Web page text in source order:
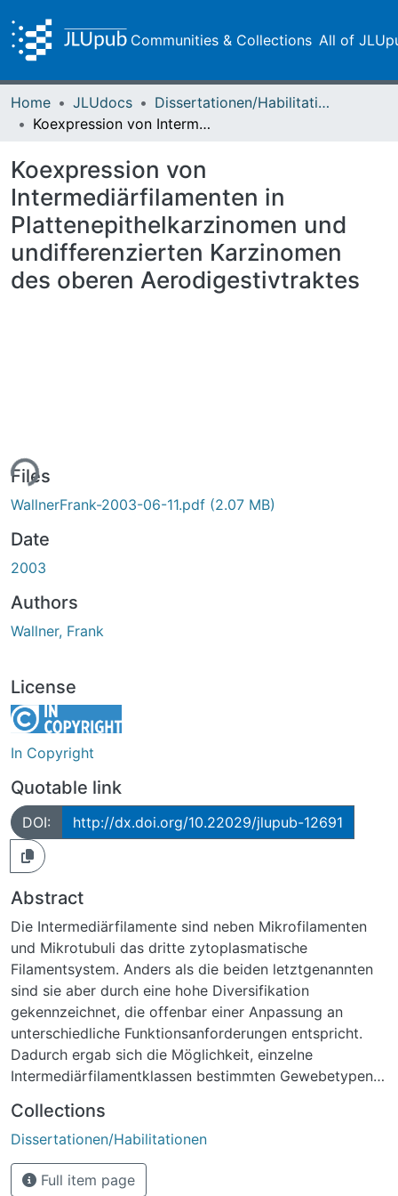
Communities & Collections All of
Home JLUdocs
Dissertationen/Habilitationen
Koexpression von Intermediärfilamenten in Plattenepithelkarzinomen und undifferenzierten Karzinomen des oberen Aerodigestivtraktes
Koexpression von
Intermediärfilamenten in
Plattenepithelkarzinomen und
undifferenzierten Karzinomen
des oberen Aerodigestivtraktes
Files
WallnerFrank-2003-06-11.pdf (2.07 MB)
Date
2003
Authors
Wallner, Frank
License
In Copyright
Quotable link
DOI: http://dx.doi.org/10.22029/jlupub-12691
Abstract
Die Intermediärfilamente sind neben Mikrofilamenten
und Mikrotubuli das dritte zytoplasmatische
Filamentsystem. Anders als die beiden letztgenannten
sind sie aber durch eine hohe Diversifikation
gekennzeichnet, die offenbar einer Anpassung an
unterschiedliche Funktionsanforderungen entspricht.
Dadurch ergab sich die Möglichkeit, einzelne
Intermediärfilamentklassen bestimmten Gewebetypen
Keratinpaarungen bestimmten Epithelien. Das erhielt
erhebliche klinische Relevanz durch die
immunhistochemische Identifikation der
Intermediärfilament-Expression in Tumoren, vor allem in
Collections
Dissertationen/Habilitationen
Full item page